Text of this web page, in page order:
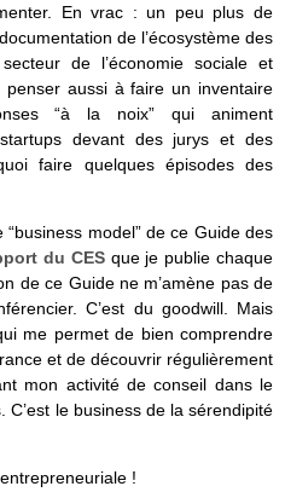
En vrac : un peu plus de
de l’écosystème des
de l’économie sociale et
aussi à faire un inventaire
“à la noix” qui animent
devant des jurys et des
faire quelques épisodes des
model” de ce Guide des
du CESque je publie chaque
de ce Guide ne m’amène pas de
C’est du goodwill. Mais
me permet de bien comprendre
et de découvrir régulièrement
mon activité de conseil dans le
le business de la sérendipité
!